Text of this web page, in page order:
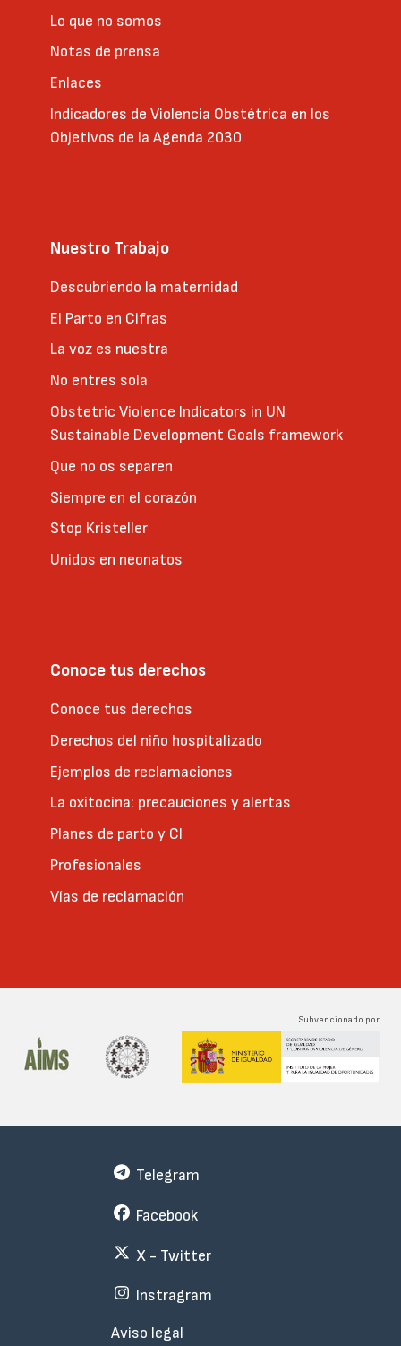
Lo que no somos
Notas de prensa
Enlaces
Indicadores de Violencia Obstétrica en los
Objetivos de la Agenda 2030
Nuestro Trabajo
Descubriendo la maternidad
El Parto en Cifras
La voz es nuestra
No entres sola
Obstetric Violence Indicators in UN
Sustainable Development Goals framework
Que no os separen
Siempre en el corazón
Stop Kristeller
Unidos en neonatos
Conoce tus derechos
Conoce tus derechos
Derechos del niño hospitalizado
Ejemplos de reclamaciones
La oxitocina: precauciones y alertas
Planes de parto y CI
Profesionales
Vías de reclamación
Subvencionado por
Telegram
Facebook
X - Twitter
Instragram
Aviso legal